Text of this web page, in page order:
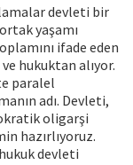
devleti bir
yaşamı
ifade eden
hukuktan alıyor.
paralel
adı. Devleti,
oligarşi
hazırlıyoruz.
devleti